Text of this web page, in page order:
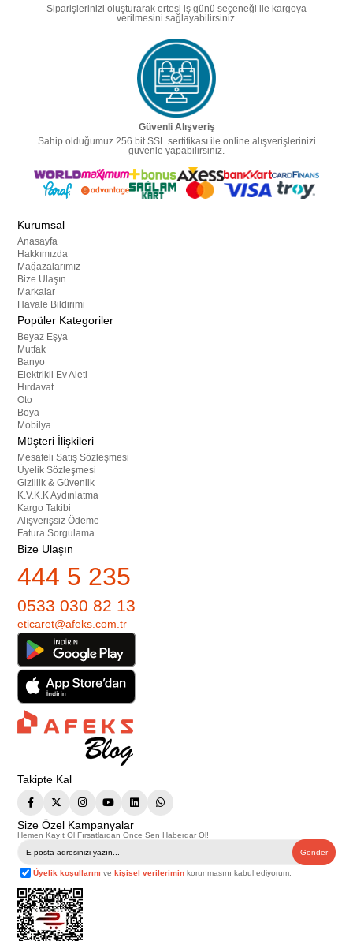
Siparişlerinizi oluşturarak ertesi iş günü seçeneği ile kargoya
verilmesini sağlayabilirsiniz.
Güvenli Alışveriş
Sahip olduğumuz 256 bit SSL sertifikası ile online alışverişlerinizi
güvenle yapabilirsiniz.
Kurumsal
Anasayfa
Hakkımızda
Mağazalarımız
Bize Ulaşın
Markalar
Havale Bildirimi
Popüler Kategoriler
Beyaz Eşya
Mutfak
Banyo
Elektrikli Ev Aleti
Hırdavat
Oto
Boya
Mobilya
Müşteri İlişkileri
Mesafeli Satış Sözleşmesi
Üyelik Sözleşmesi
Gizlilik & Güvenlik
K.V.K.K Aydınlatma
Kargo Takibi
Alışverişsiz Ödeme
Fatura Sorgulama
Bize Ulaşın
444 5 235
0533 030 82 13
eticaret@afeks.com.tr
Takipte Kal
Size Özel Kampanyalar
Hemen Kayıt Ol Fırsatlardan Önce Sen Haberdar Ol!
Gönder
Üyelik koşullarını vekişisel verilerimin korunmasını kabul ediyorum.